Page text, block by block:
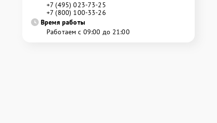
+7 (495) 023-73-25
+7 (800) 100-33-26
Время работы
Работаем с 09:00 до 21:00